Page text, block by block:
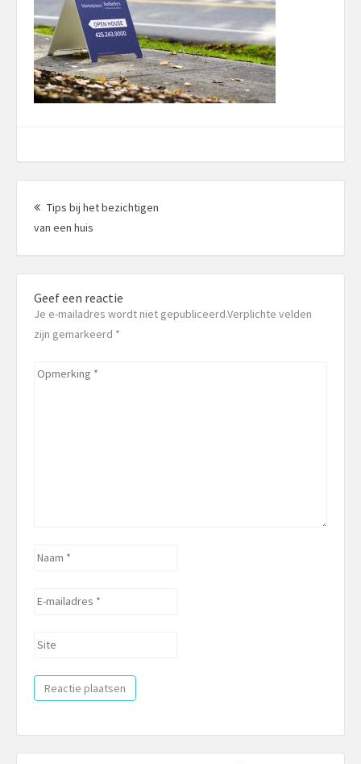
Berichtnavigatie
Tips bij het bezichtigen
van een huis
Geef een reactie
Je e-mailadres wordt niet gepubliceerd.Verplichte velden
zijn gemarkeerd *
Opmerking
Naam
E-
Site